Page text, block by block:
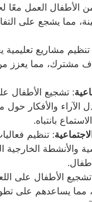
الأطفال العمل
مما يشجع على
تنظيم مشاريع تعليمية
مشترك، مما يعزز
: تشجيع الأطفال
الآراء والأفكار
بانتباه.
: تنظيم
والأنشطة الخارجية
الأطفال على
مما يساعدهم على